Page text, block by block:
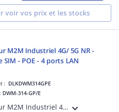
voir vos prix et les stocks
M2M Industriel 4G/ 5G NR -
SIM - POE - 4 ports LAN
: DLKDWM314GPE
DWM-314-GP/E
Routeur M2M Industriel 4G/5G NR PoE - Double SIM - 4 antennes cellulaires externes - 2 ports LAN GE - 2 ports LAN GE PoE - Double SIM Failover - Client OpenVPN -Température étendue -30°C à +60°C